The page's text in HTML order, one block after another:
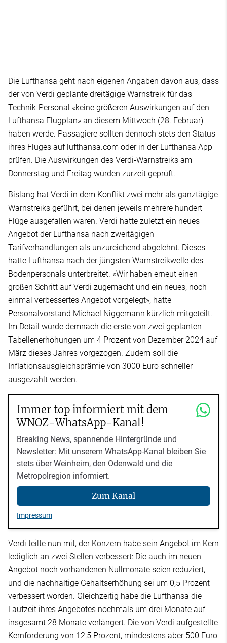
Die Lufthansa geht nach eigenen Angaben davon aus, dass
der von Verdi geplante dreitägige Warnstreik für das
Technik-Personal «keine größeren Auswirkungen auf den
Lufthansa Flugplan» an diesem Mittwoch (28. Februar)
haben werde. Passagiere sollten dennoch stets den Status
ihres Fluges auf lufthansa.com oder in der Lufthansa App
prüfen. Die Auswirkungen des Verdi-Warnstreiks am
Donnerstag und Freitag würden zurzeit geprüft.
Bislang hat Verdi in dem Konflikt zwei mehr als ganztägige
Warnstreiks geführt, bei denen jeweils mehrere hundert
Flüge ausgefallen waren. Verdi hatte zuletzt ein neues
Angebot der Lufthansa nach zweitägigen
Tarifverhandlungen als unzureichend abgelehnt. Dieses
hatte Lufthansa nach der jüngsten Warnstreikwelle des
Bodenpersonals unterbreitet. «Wir haben erneut einen
großen Schritt auf Verdi zugemacht und ein neues, noch
einmal verbessertes Angebot vorgelegt», hatte
Personalvorstand Michael Niggemann kürzlich mitgeteilt.
Im Detail würde demnach die erste von zwei geplanten
Tabellenerhöhungen um 4 Prozent von Dezember 2024 auf
März dieses Jahres vorgezogen. Zudem soll die
Inflationsausgleichsprämie von 3000 Euro schneller
ausgezahlt werden.
Immer top informiert mit dem
WNOZ-WhatsApp-Kanal!
Breaking News, spannende Hintergründe und
Newsletter: Mit unserem WhatsApp-Kanal bleiben Sie
stets über Weinheim, den Odenwald und die
Metropolregion informiert.
Zum Kanal
Impressum
Verdi teilte nun mit, der Konzern habe sein Angebot im Kern
lediglich an zwei Stellen verbessert: Die auch im neuen
Angebot noch vorhandenen Nullmonate seien reduziert,
und die nachhaltige Gehaltserhöhung sei um 0,5 Prozent
verbessert worden. Gleichzeitig habe die Lufthansa die
Laufzeit ihres Angebotes nochmals um drei Monate auf
insgesamt 28 Monate verlängert. Die von Verdi aufgestellte
Kernforderung von 12,5 Prozent, mindestens aber 500 Euro